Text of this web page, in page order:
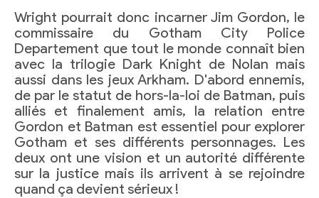
Wright pourrait donc incarner Jim Gordon, le
commissaire du Gotham City Police
Departement que tout le monde connaît bien
avec la trilogie Dark Knight de Nolan mais
aussi dans les jeux Arkham. D'abord ennemis,
de par le statut de hors-la-loi de Batman, puis
alliés et finalement amis, la relation entre
Gordon et Batman est essentiel pour explorer
Gotham et ses différents personnages. Les
deux ont une vision et un autorité différente
sur la justice mais ils arrivent à se rejoindre
quand ça devient sérieux !